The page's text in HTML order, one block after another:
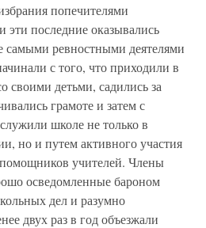
попечителями
эти последние оказывались
самыми ревностными деятелями
с того, что приходили в
своими детьми, садились за
грамоте и затем с
школе не только в
но и путем активного участия
учителей. Члены
осведомленные бароном
дел и разумно
двух раз в год объезжали